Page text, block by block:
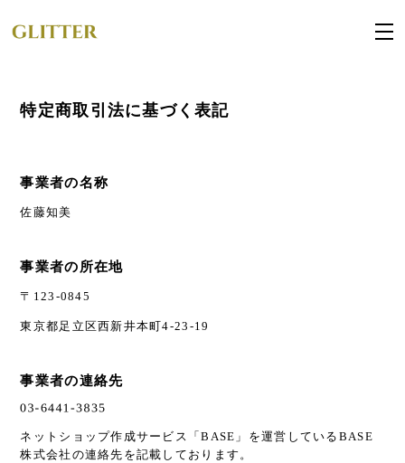
特定商取引法に基づく表記
事業者の名称
佐藤知美
事業者の所在地
〒123-0845
東京都足立区西新井本町4-23-19
事業者の連絡先
ネットショップ作成サービス「BASE」を運営しているBASE
株式会社の連絡先を記載しております。